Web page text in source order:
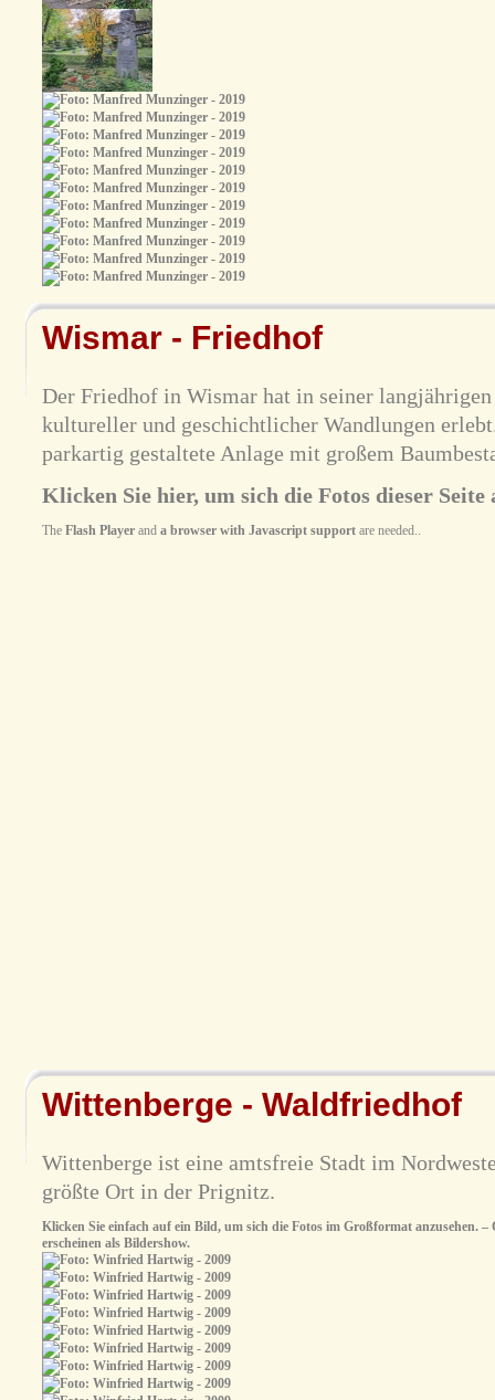
Wismar - Friedhof
Der Friedhof in Wismar hat in seiner
kultureller und geschichtlicher Wandlungen
parkartig gestaltete Anlage mit großem
Klicken Sie hier, um sich die Fotos dieser Seite
The Flash Playerand a browser with Javascript supportare needed..
Wittenberge - Waldfriedhof
Wittenberge ist eine amtsfreie Stadt im
größte Ort in der Prignitz.
Klicken Sie einfach auf ein Bild, um sich die Fotos im Großformat anzusehen. –
erscheinen als Bildershow.